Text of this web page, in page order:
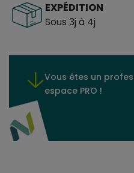
EXPÉDITION
Sous 3j à 4j
Vous êtes un
espace PRO !